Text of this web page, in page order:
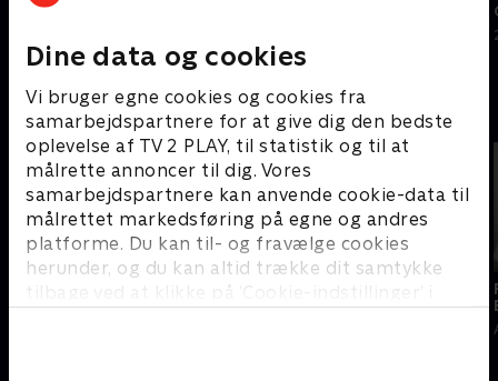
Dine data og cookies
Vi bruger egne cookies og cookies fra
samarbejdspartnere for at give dig den bedste
oplevelse af TV 2 PLAY, til statistik og til at
målrette annoncer til dig. Vores
samarbejdspartnere kan anvende cookie-data til
målrettet markedsføring på egne og andres
platforme. Du kan til- og fravælge cookies
herunder, og du kan altid trække dit samtykke
tilbage ved at klikke på ’Cookie-indstillinger’ i
Lundgaard/Vestergaard-
China Open
24. jul. • Badminton - Højdepunkter
China Open
24. jul. • Badminton - Højdepunkter
Danske stjerner taler ud
25
min
15. apr. • Sport Fokus
20
min
Antonsen